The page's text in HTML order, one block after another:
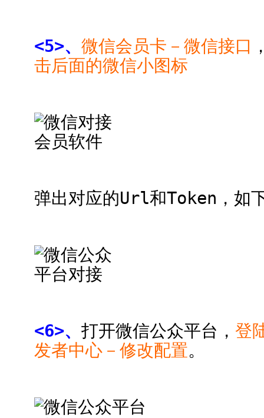
<5>、 微信会员卡－微信接口
击后面的微信小图标
弹出对应的Url和Token，如
<6>、 打开微信公众平台， 登
发者中心－修改配置。